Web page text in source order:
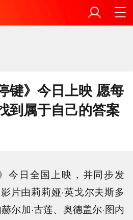
键》今日上映 愿每
到属于自己的答案
今日全国上映，并同步发
片由莉莉娅·英戈尔夫斯多
尔加·古莲、奥德盖尔·图内